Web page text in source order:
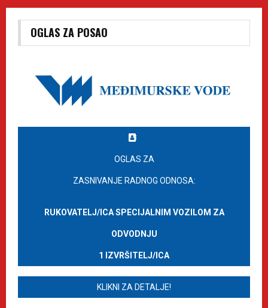
OGLAS ZA POSAO
OGLAS ZA
ZASNIVANJE RADNOG ODNOSA:
RUKOVATELJ/ICA SPECIJALNIM VOZILOM ZA
ODVODNJU
1 IZVRŠITELJ/ICA
KLIKNI ZA DETALJE!